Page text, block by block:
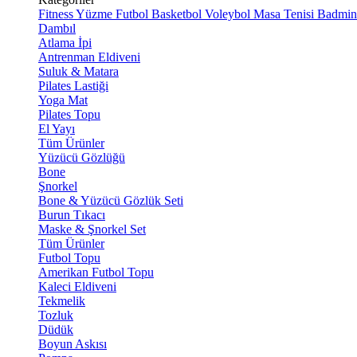
FitnessYüzme Futbol Basketbol Voleybol Masa Tenisi
Dambıl
Atlama İpi
Antrenman Eldiveni
Suluk & Matara
Pilates Lastiği
Yoga Mat
Pilates Topu
El Yayı
Tüm Ürünler
Yüzücü Gözlüğü
Bone
Şnorkel
Bone & Yüzücü Gözlük Seti
Burun Tıkacı
Maske & Şnorkel Set
Tüm Ürünler
Futbol Topu
Amerikan Futbol Topu
Kaleci Eldiveni
Tekmelik
Tozluk
Düdük
Boyun Askısı